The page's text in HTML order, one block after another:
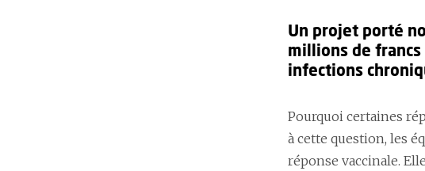
Un projet porté
millions de francs
infections
Pourquoi certaines
à cette question, les
réponse vaccinale.